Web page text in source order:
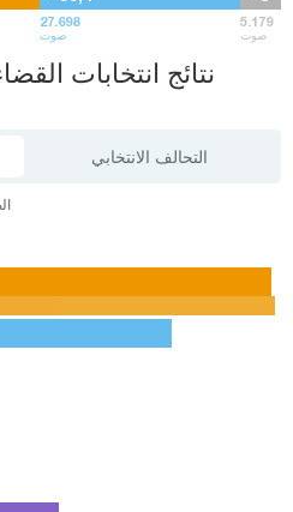
27.698
صوت
5.179
صوت
نتائج انتخابات
التحالف الانتخابي